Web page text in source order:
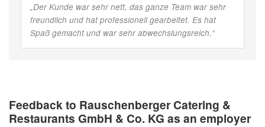
„Der Kunde war sehr nett, das ganze Team war sehr
freundlich und hat professionell gearbeitet. Es hat
Spaß gemacht und war sehr abwechslungsreich.“
Feedback to Rauschenberger Catering &
Restaurants GmbH & Co. KG as an employer